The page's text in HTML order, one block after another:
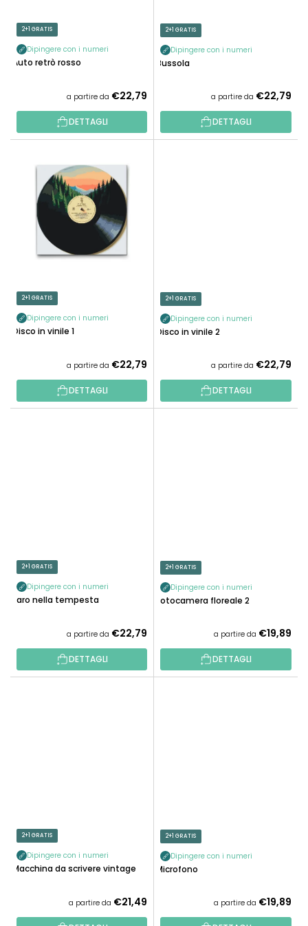
R
O
D
O
P
R
O
T
I
2+1 GRATIS
Dipingere con i numeri
Auto retrò rosso
a partire da €22,79
DETTAGLI
2+1 GRATIS
Dipingere con i numeri
Bussola
a partire da €22,79
DETTAGLI
2+1 GRATIS
Dipingere con i numeri
Disco in vinile 1
a partire da €22,79
DETTAGLI
2+1 GRATIS
Dipingere con i numeri
Disco in vinile 2
a partire da €22,79
DETTAGLI
2+1 GRATIS
Dipingere con i numeri
Faro nella tempesta
a partire da €22,79
DETTAGLI
2+1 GRATIS
Dipingere con i numeri
Fotocamera floreale 2
a partire da €19,89
DETTAGLI
2+1 GRATIS
Dipingere con i numeri
Macchina da scrivere vintage
a partire da €21,49
2+1 GRATIS
Dipingere con i numeri
Microfono
a partire da €19,89